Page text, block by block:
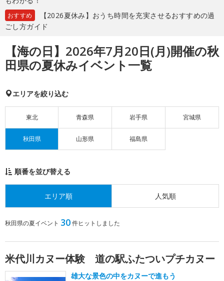
おすすめ
【2026夏休み】おうち時間を充実させるおすすめの過
ごし方ガイド
【海の日】2026年7月20日(月)開催の秋
田県の夏休みイベント一覧
エリアを絞り込む
東北 青森県 岩手県 宮城県
秋田県 山形県 福島県
順番を並び替える
エリア順 人気順
秋田県の夏イベント 30件ヒットしました
米代川カヌー体験 道の駅ふたついプチカヌー
雄大な景色の中をカヌーで進もう